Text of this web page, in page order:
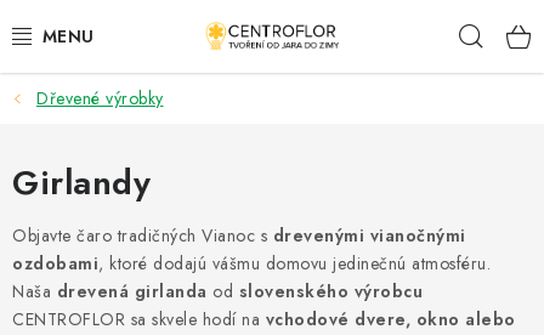
na
SEZÓNNÁ TVORBA
DŘEVENÉ VÝROBKY
MEDAILY
PLACKY A MAGNETKY S POTISKEM
Dřevené výrobky
Girlandy
Objavte čaro tradičných Vianoc s drevenými vianočnými
ozdobami, ktoré dodajú vášmu domovu jedinečnú atmosféru.
Naša drevená girlanda od slovenského výrobcu
CENTROFLOR sa skvele hodí na vchodové dvere, okno alebo